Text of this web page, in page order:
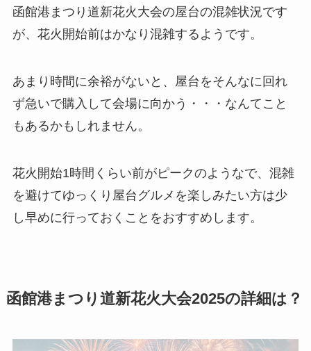
函館港まつり道新花火大会の屋台の混雑状況です
が、花火開始前はかなり混雑するようです。
あまり時間に余裕がないと、屋台をそんなに回れ
ず急いで購入して会場に向かう・・・なんてこと
もあるかもしれません。
花火開始1時間くらい前がピークのようなで、混雑
を避けてゆっくり屋台グルメを楽しみたい方は少
し早めに行っておくことをおすすめします。
函館港まつり道新花火大会2025の詳細は？